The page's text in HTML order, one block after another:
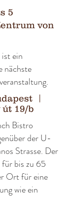
5
von
ein
nächste
19/b
Bistro
der U-
Strasse. Der
bis zu 65
Ort für eine
wie ein